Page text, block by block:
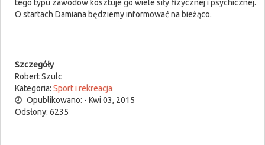
tego typu zawodów kosztuje go wiele siły fizycznej i psychicznej.
O startach Damiana będziemy informować na bieżąco.
Szczegóły
Robert Szulc
Kategoria: Sport i rekreacja
Opublikowano: - Kwi 03, 2015
Odsłony: 6235